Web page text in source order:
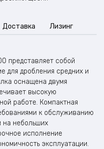
Доставка Лизинг
представляет собой
для дробления средних и
оснащена двумя
высокую
работе. Компактная
к обслуживанию
на небольших
исполнение
эксплуатации.